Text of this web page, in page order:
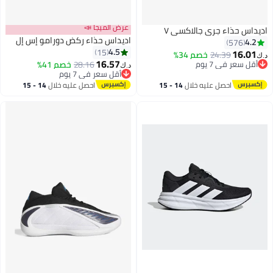
حذاء جري جالاكسي ٧
4.2
576
16.01
24.39خصم 34%
أقل سعر في 7 يوم
أقل سعر في 7 يوم
احصل عليه خلال 14 - 15
عرض الميجا 📣
اديداس حذاء ركض دورامو إس إل
4.5
15
16.57
28.16خصم 41%
أقل سعر في 7 يوم
أقل سعر في 7 يوماحصل عليه خلال 14 - 15